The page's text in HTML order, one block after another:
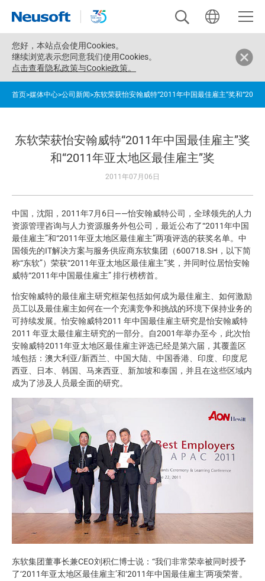
您好， 本站点会使用Cookies。
继续浏览表示您同意我们使用Cookies。
点击查看隐私政策与Cookie政策。
首页>媒体中心>公司新闻>东软荣获怡安翰威特“2011年中国最佳雇主”奖和“2011
东软荣获怡安翰威特“2011年中国最佳雇主”奖
和“2011年亚太地区最佳雇主”奖
2011年07月06日
中国，沈阳，2011年7月6日——怡安翰威特公司，全球领先的人力
资源管理咨询与人力资源服务外包公司，最近公布了“2011年中国
最佳雇主”和“2011年亚太地区最佳雇主”两项评选的获奖名单。中
国领先的IT解决方案与服务供应商东软集团（600718.SH，以下简
称“东软”）荣获“2011年亚太地区最佳雇主”奖，并同时位居怡安翰
威特“2011年中国最佳雇主” 排行榜榜首。
怡安翰威特的最佳雇主研究框架包括如何成为最佳雇主、如何激励
员工以及最佳雇主如何在一个充满竞争和挑战的环境下保持业务的
可持续发展。怡安翰威特2011 年中国最佳雇主研究是怡安翰威特
2011 年亚太最佳雇主研究的一部分。自2001年举办至今，此次怡
安翰威特2011年亚太地区最佳雇主评选已经是第六届，其覆盖区
域包括：澳大利亚/新西兰、中国大陆、中国香港、印度、印度尼
西亚、日本、韩国、马来西亚、新加坡和泰国，并且在这些区域内
成为了涉及人员最全面的研究。
东软集团董事长兼CEO刘积仁博士说：“我们非常荣幸被同时授予
了‘2011年亚太地区最佳雇主’和‘2011年中国最佳雇主’两项荣誉。